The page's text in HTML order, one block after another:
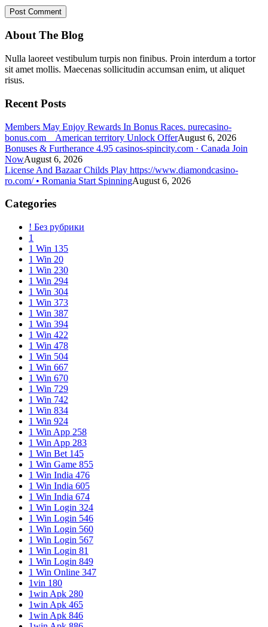
About The Blog
Nulla laoreet vestibulum turpis non finibus. Proin interdum a tortor
sit amet mollis. Maecenas sollicitudin accumsan enim, ut aliquet
risus.
Recent Posts
Members May Enjoy Rewards In Bonus Races. purecasino-
bonus.com _ American territory Unlock OfferAugust 6, 2026
Bonuses & Furtherance 4.95 casinos-spincity.com · Canada Join
NowAugust 6, 2026
License And Bazaar Childs Play https://www.diamondcasino-
ro.com/ • Romania Start SpinningAugust 6, 2026
Categories
! Без рубрики
1
1 Win 135
1 Win 20
1 Win 230
1 Win 294
1 Win 304
1 Win 373
1 Win 387
1 Win 394
1 Win 422
1 Win 478
1 Win 504
1 Win 667
1 Win 670
1 Win 729
1 Win 742
1 Win 834
1 Win 924
1 Win App 258
1 Win App 283
1 Win Bet 145
1 Win Game 855
1 Win India 476
1 Win India 605
1 Win India 674
1 Win Login 324
1 Win Login 546
1 Win Login 560
1 Win Login 567
1 Win Login 81
1 Win Login 849
1 Win Online 347
1vin 180
1win Apk 280
1win Apk 465
1win Apk 846